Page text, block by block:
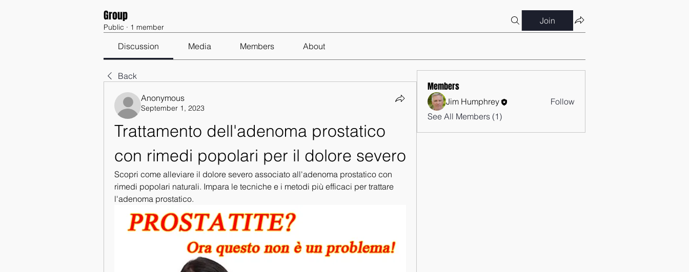
Group
Public · 1 member
Join
Discussion Media Members About
Back
Anonymous
September 1, 2023
Trattamento dell'adenoma prostatico
con rimedi popolari per il dolore severo
Scopri come alleviare il dolore severo associato all'adenoma prostatico con
rimedi popolari naturali. Impara le tecniche e i metodi più efficaci per trattare
l'adenoma prostatico.
Members
Jim Humphrey
Follow
See All Members (1)